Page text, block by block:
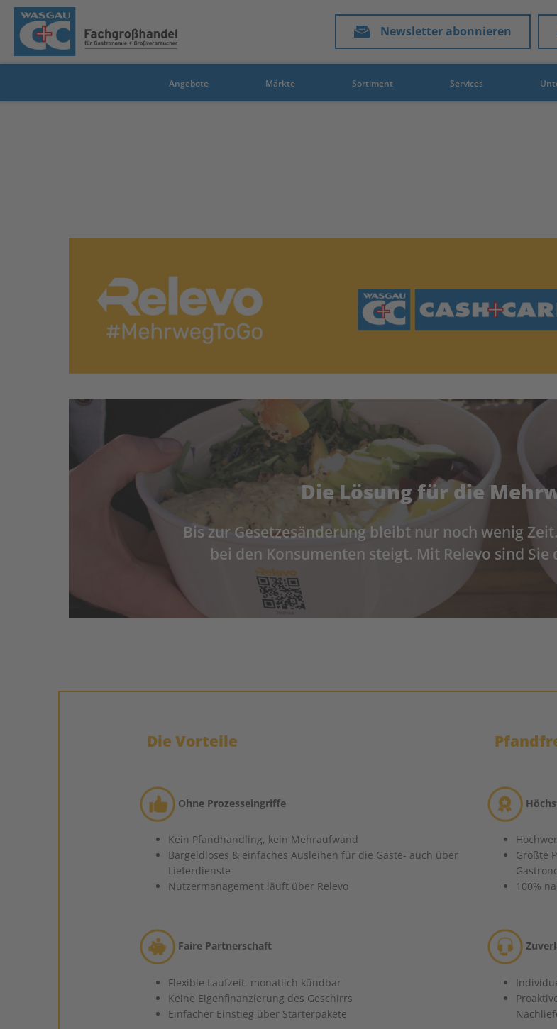
Newsletter abonnieren
Angebote Märkte Sortiment Services
Die Lösung für die
Bis zur Gesetzesänderung bleibt nur noch wenig
bei den Konsumenten steigt. Mit Relevo sind
Die Vorteile
Ohne Prozesseingriffe
Kein Pfandhandling, kein Mehraufwand
Bargeldloses & einfaches Ausleihen für die Gäste- auch über
Lieferdienste
Nutzermanagement läuft über Relevo
Größte
100%
Faire Partnerschaft
Flexible Laufzeit, monatlich kündbar
Keine Eigenfinanzierung des Geschirrs
Einfacher Einstieg über Starterpakete